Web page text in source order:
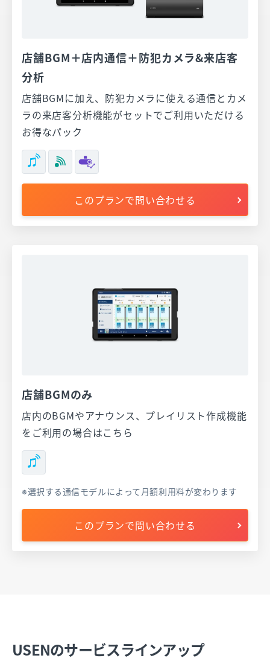
店舗BGM＋店内通信＋防犯カメラ&来店客
分析
店舗BGMに加え、防犯カメラに使える通信とカメ
ラの来店客分析機能がセットでご利用いただける
お得なパック
このプランで問い合わせる
店舗BGMのみ
店内のBGMやアナウンス、プレイリスト作成機能
をご利用の場合はこちら
選択する通信モデルによって月額利用料が変わります
このプランで問い合わせる
USENのサービスラインアップ